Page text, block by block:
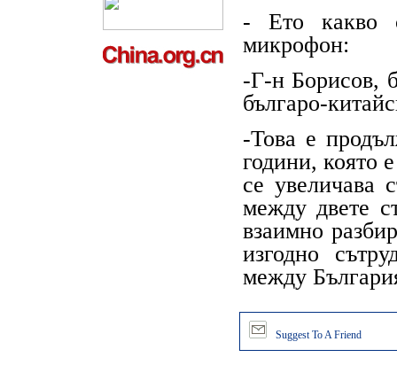
- Ето какво
микрофон:
-Г-н Борисов,
българо-
-Това е
години, която
се увеличава
между двете
взаимно
изгодно
между
Suggest To A Friend